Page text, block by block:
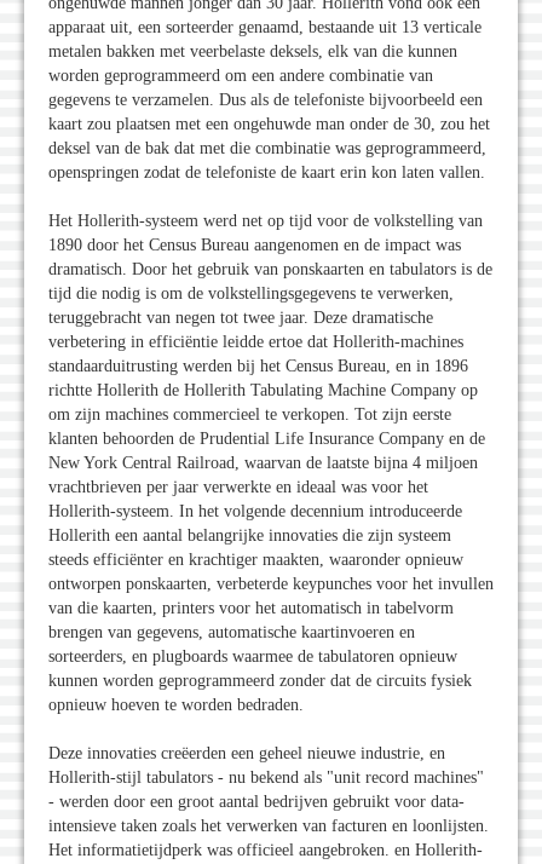
apparaat uit, een sorteerder genaamd, bestaande uit 13 verticale
metalen bakken met veerbelaste deksels, elk van die kunnen
worden geprogrammeerd om een andere combinatie van
gegevens te verzamelen. Dus als de telefoniste bijvoorbeeld een
kaart zou plaatsen met een ongehuwde man onder de 30, zou het
deksel van de bak dat met die combinatie was geprogrammeerd,
openspringen zodat de telefoniste de kaart erin kon laten vallen.
Het Hollerith-systeem werd net op tijd voor de volkstelling van
1890 door het Census Bureau aangenomen en de impact was
dramatisch. Door het gebruik van ponskaarten en tabulators is de
tijd die nodig is om de volkstellingsgegevens te verwerken,
teruggebracht van negen tot twee jaar. Deze dramatische
verbetering in efficiëntie leidde ertoe dat Hollerith-machines
standaarduitrusting werden bij het Census Bureau, en in 1896
richtte Hollerith de Hollerith Tabulating Machine Company op
om zijn machines commercieel te verkopen. Tot zijn eerste
klanten behoorden de Prudential Life Insurance Company en de
New York Central Railroad, waarvan de laatste bijna 4 miljoen
vrachtbrieven per jaar verwerkte en ideaal was voor het
Hollerith-systeem. In het volgende decennium introduceerde
Hollerith een aantal belangrijke innovaties die zijn systeem
steeds efficiënter en krachtiger maakten, waaronder opnieuw
ontworpen ponskaarten, verbeterde keypunches voor het invullen
van die kaarten, printers voor het automatisch in tabelvorm
brengen van gegevens, automatische kaartinvoeren en
sorteerders, en plugboards waarmee de tabulatoren opnieuw
kunnen worden geprogrammeerd zonder dat de circuits fysiek
opnieuw hoeven te worden bedraden.
Deze innovaties creëerden een geheel nieuwe industrie, en
Hollerith-stijl tabulators - nu bekend als "unit record machines"
- werden door een groot aantal bedrijven gebruikt voor data-
intensieve taken zoals het verwerken van facturen en loonlijsten.
Het informatietijdperk was officieel aangebroken. en Hollerith-